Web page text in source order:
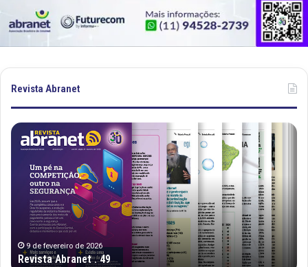
Revista Abranet
Revista
Abranet
9 de fevereiro de 2026
Revista Abranet . 49